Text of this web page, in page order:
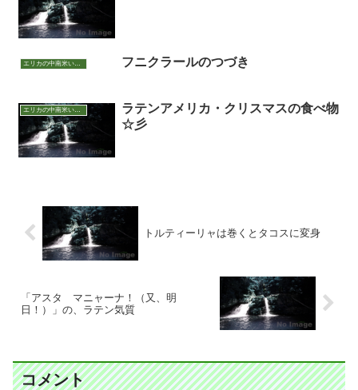
エリカの中南米いまむかし フニクラールのつづき
エリカの中南米いまむかし
ラテンアメリカ・クリスマスの食べ物
☆彡
トルティーリャは巻くとタコスに変身
「アスタ マニャーナ！（又、明
日！）」の、ラテン気質
コメント